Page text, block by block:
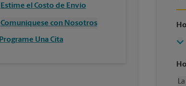
Estime el Costo de Envío
Comuníquese con Nosotros
Programe Una Cita